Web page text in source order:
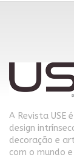
A Revista USE
design
decoração e
com o mundo